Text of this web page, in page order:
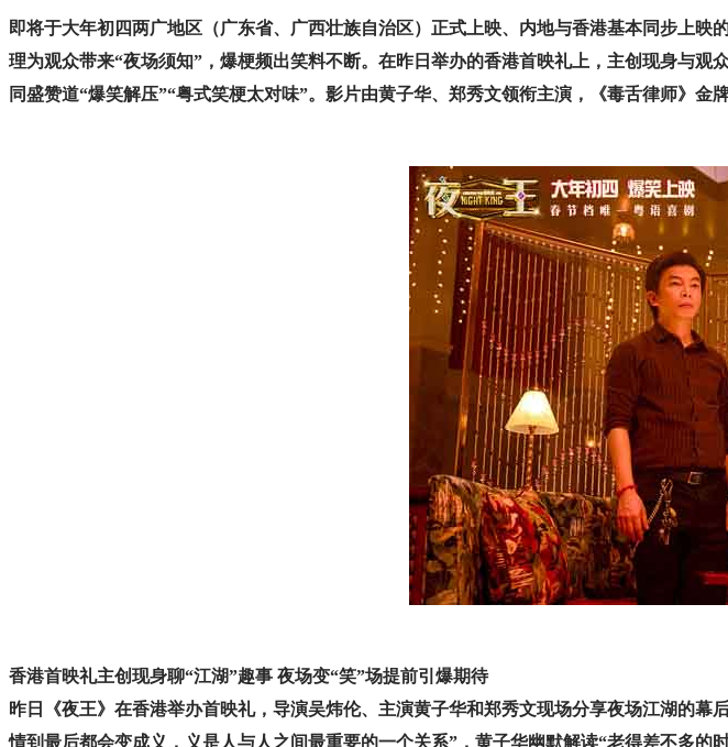
即将于大年初四两广地区（广东省、广西壮族自治区）正式上映、内地与香港基本同步上
理为观众带来“夜场须知”，爆梗频出笑料不断。在昨日举办的香港首映礼上，主创现身与
同盛赞道“爆笑解压”“粤式笑梗太对味”。影片由黄子华、郑秀文领衔主演，《毒舌律师》金
香港首映礼主创现身聊“江湖”趣事 夜场变“笑”场提前引爆期待
昨日《夜王》在香港举办首映礼，导演吴炜伦、主演黄子华和郑秀文现场分享夜场江湖的
情到最后都会变成义，义是人与人之间最重要的一个关系”，黄子华幽默解读“老得差不多